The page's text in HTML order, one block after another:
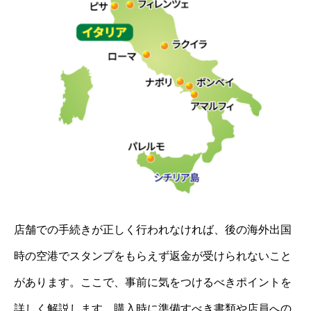
店舗での手続きが正しく行われなければ、後の海外出国
時の空港でスタンプをもらえず返金が受けられないこと
があります。ここで、事前に気をつけるべきポイントを